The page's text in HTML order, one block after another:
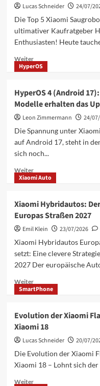
Alle
zu
Akku,
Kamera
Specs
im
Lucas Schneider 24/07/
Die Top 5 Xiaomi
ultimativer Kaufratgeber
Enthusiasten! Heute
WeiterMehr
Informationen
Saugroboter
Deutschland
2026:
5
Kaufratgeber
HyperOS
HyperOS 4 (Android
Modelle erhalten das
Leon Zimmermann 24/
Die Spannung unter
auf Android 17, steht in
sich noch...
WeiterMehr
Informationen
4
(Android
17):
Xiaomi,
Redmi
&
Modelle
erhalten
Update
Xiaomi Auto
Xiaomi Hybridautos:
Europas Straßen 2027
Emil Klein 23/07/2026
Xiaomi Hybridautos
setzt: Eine clevere
2027 Der europäische
WeiterMehr
Informationen
Hybridautos:
Der
strategische
für
Europas
SmartPhone
Evolution der Xiaomi
Xiaomi 18
Lucas Schneider 20/07/
Die Evolution der Xiaomi
Xiaomi 18 – Lohnt sich
WeiterMehr